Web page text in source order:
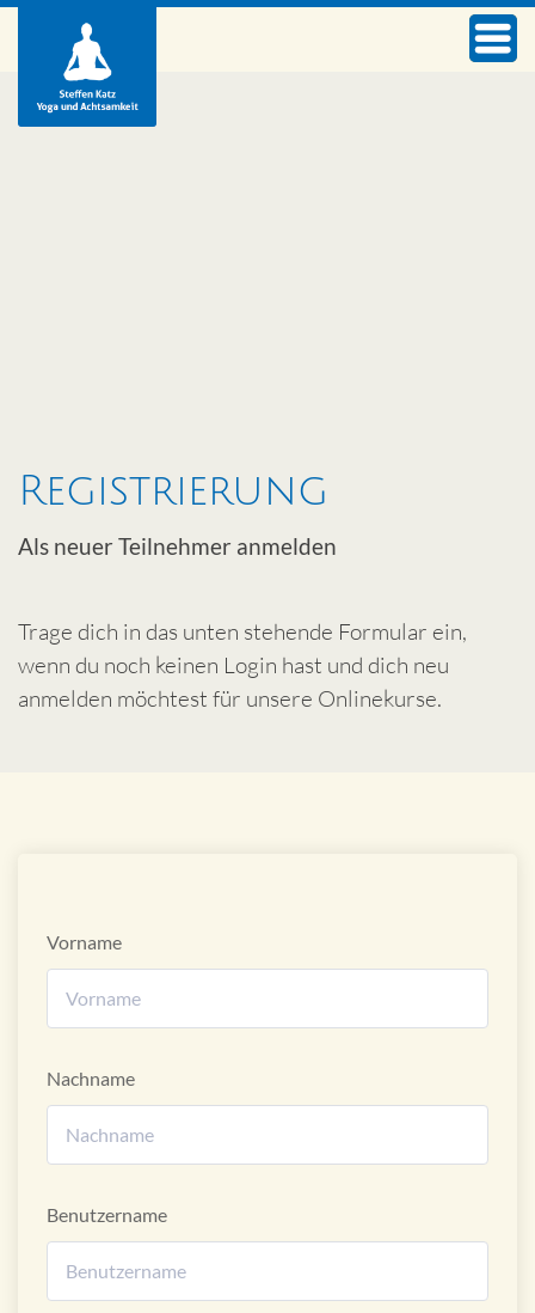
Registrierung
Als neuer Teilnehmer anmelden
Trage dich in das unten stehende Formular ein,
wenn du noch keinen Login hast und dich neu
anmelden möchtest für unsere Onlinekurse.
Vorname
Nachname
Benutzername